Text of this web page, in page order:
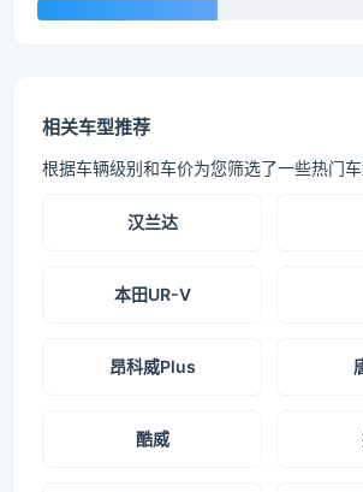
相关车型推荐
根据车辆级别和车价为您筛选了一些热门
汉兰达
本田UR-V
昂科威Plus
酷威